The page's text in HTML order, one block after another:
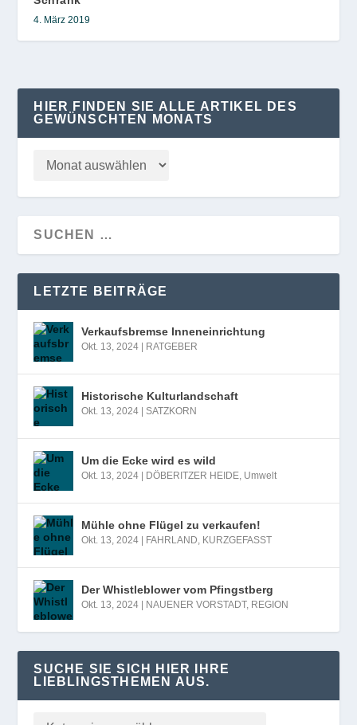
4. März 2019
HIER FINDEN SIE ALLE ARTIKEL DES
GEWÜNSCHTEN MONATS
LETZTE BEITRÄGE
Verkaufsbremse Inneneinrichtung
Okt. 13, 2024 RATGEBER
Historische Kulturlandschaft
Okt. 13, 2024 |SATZKORN
Um die Ecke wird es wild
Okt. 13, 2024 DÖBERITZER HEIDE, Umwelt
Mühle ohne Flügel zu verkaufen!
Okt. 13, 2024 FAHRLAND, KURZGEFASST
Der Whistleblower vom Pfingstberg
Okt. 13, 2024 NAUENER VORSTADT, REGION
SUCHE SIE SICH HIER IHRE
LIEBLINGSTHEMEN AUS.